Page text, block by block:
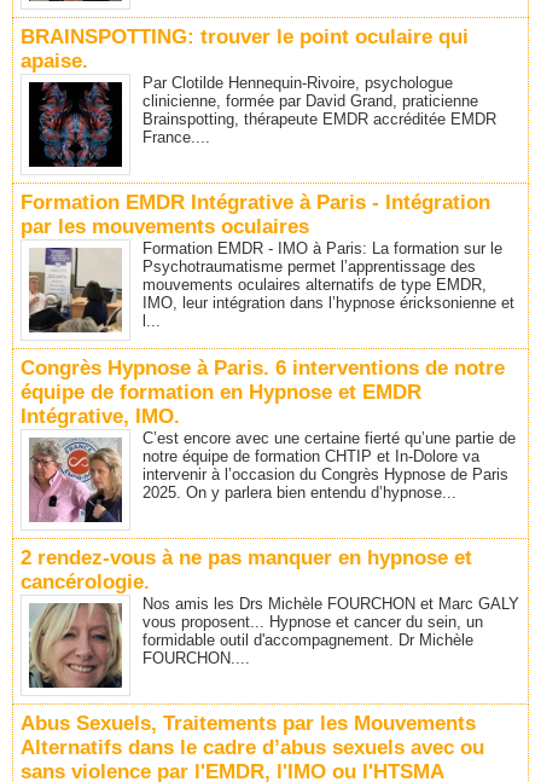
BRAINSPOTTING: trouver le point oculaire qui
apaise.
Par Clotilde Hennequin-Rivoire, psychologue
clinicienne, formée par David Grand, praticienne
Brainspotting, thérapeute EMDR accréditée EMDR
France....
Formation EMDR Intégrative à Paris - Intégration
par les mouvements oculaires
Formation EMDR - IMO à Paris: La formation sur le
Psychotraumatisme permet l’apprentissage des
mouvements oculaires alternatifs de type EMDR,
IMO, leur intégration dans l’hypnose éricksonienne et
l...
Congrès Hypnose à Paris. 6 interventions de notre
équipe de formation en Hypnose et EMDR
Intégrative, IMO.
C’est encore avec une certaine fierté qu’une partie de
notre équipe de formation CHTIP et In-Dolore va
intervenir à l’occasion du Congrès Hypnose de Paris
2025. On y parlera bien entendu d’hypnose...
2 rendez-vous à ne pas manquer en hypnose et
cancérologie.
Nos amis les Drs Michèle FOURCHON et Marc GALY
vous proposent... Hypnose et cancer du sein, un
formidable outil d'accompagnement. Dr Michèle
FOURCHON....
Abus Sexuels, Traitements par les Mouvements
Alternatifs dans le cadre d’abus sexuels avec ou
sans violence par l'EMDR, l'IMO ou l'HTSMA